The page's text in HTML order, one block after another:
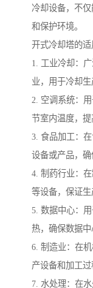
冷却设备，不
和保护环境。
开式冷却塔的适
1. 工业冷却：
业，用于冷却生
2. 空调系统：
节室内温度，提
3. 食品加工：
设备或产品，确
4. 制药行业：
等设备，保证生
5. 数据中心：
热，确保数据中
6. 制造业：在
产设备和加工过
7. 水处理：在